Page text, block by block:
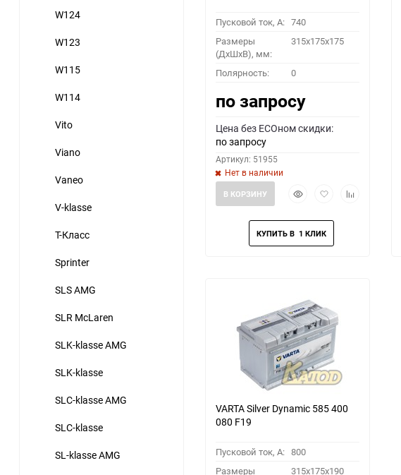
W124
W123
W115
W114
Vito
Viano
Vaneo
V-klasse
T-Класс
Sprinter
SLS AMG
SLR McLaren
SLK-klasse AMG
SLK-klasse
SLC-klasse AMG
SLC-klasse
SL-klasse AMG
Пусковой ток, A: 740
Размеры
(ДхШхВ), мм:
315x175x175
Полярность: 0
по запросу
Цена без ECOном скидки:
по запросу
Артикул: 51955
Нет в наличии
БыстрыйДобавить
избранное
Добавить
В КОРЗИНУ
VARTA Silver Dynamic 585 400
080 F19
Пусковой ток, A: 800
Размеры
315x175x190